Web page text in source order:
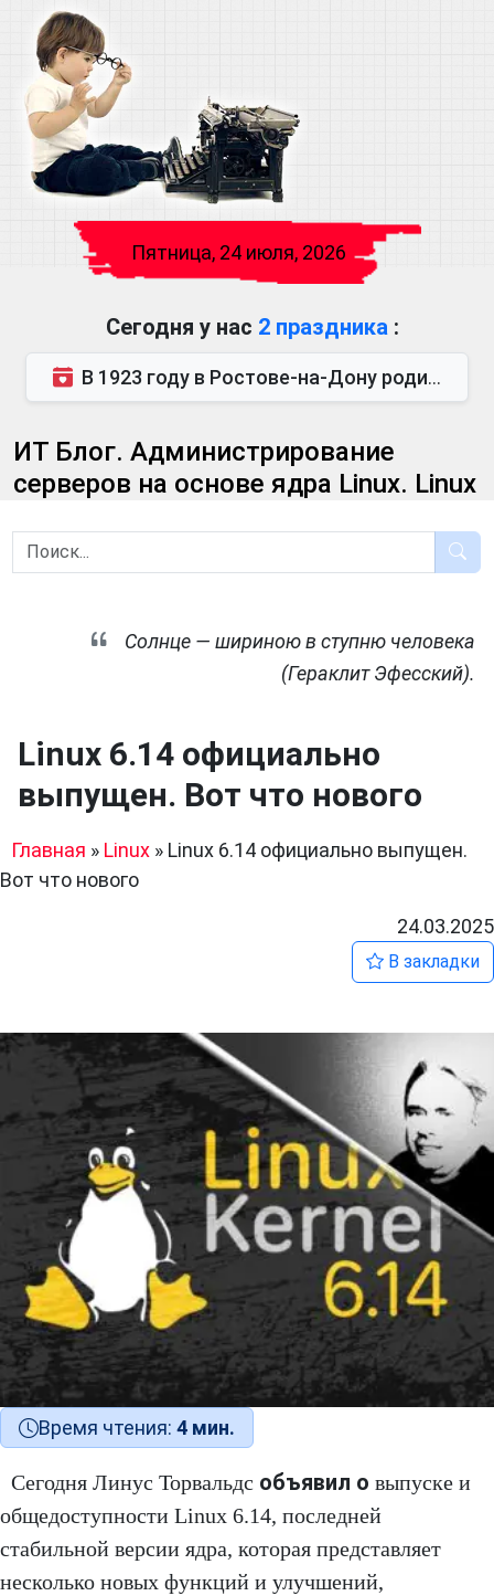
Пятница, 24 июля, 2026
Сегодня у нас 2 праздника :
В 1923 году в Ростове-на-Дону родился Виктор Михайлович Глушков. Под руководством Виктора Михайло...
ИТ Блог. Администрирование
серверов на основе ядра Linux. Linux
Солнце — шириною в ступню человека
(Гераклит Эфесский).
Linux 6.14 официально
выпущен. Вот что нового
Главная » Linux » Linux 6.14 официально выпущен.
Вот что нового
24.03.2025
В закладки
Время чтения: 4 мин.
Сегодня Линус Торвальдс объявил о выпуске и
общедоступности Linux 6.14, последней
стабильной версии ядра, которая представляет
несколько новых функций и улучшений,